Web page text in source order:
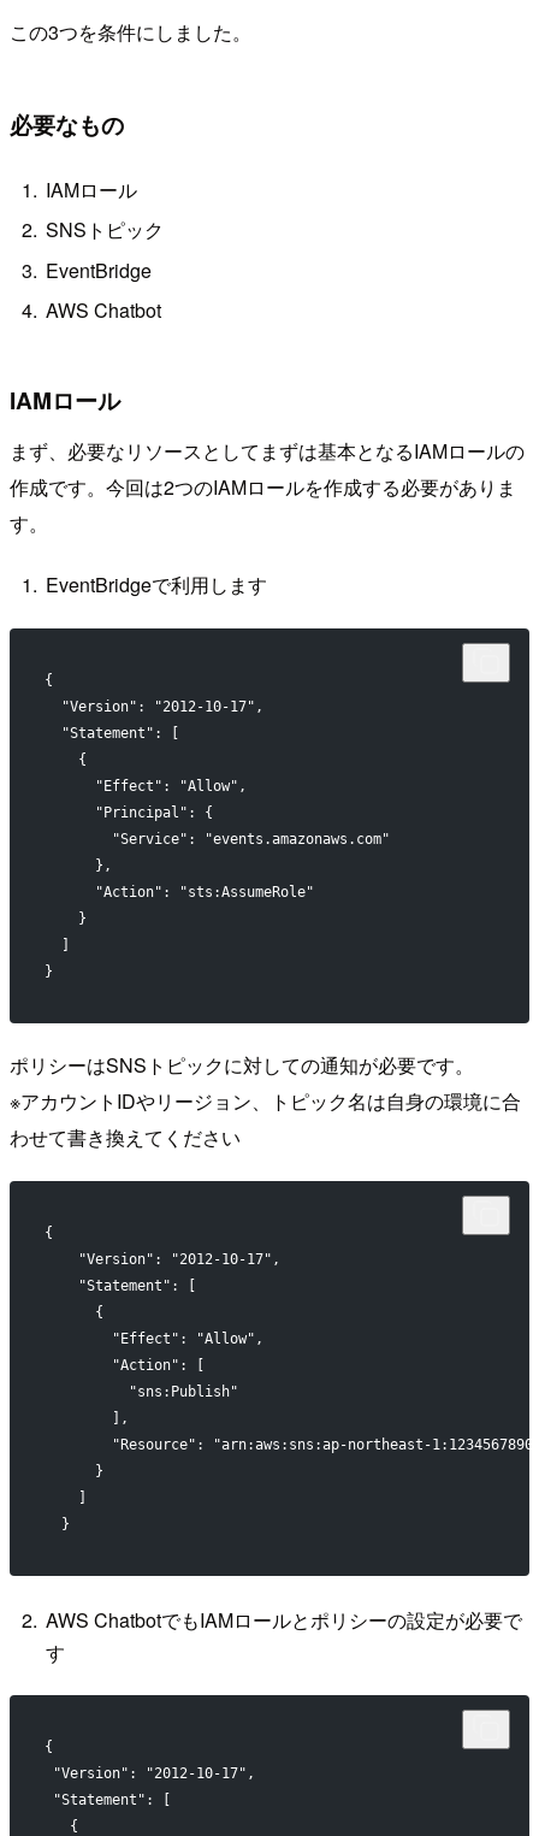
この3つを条件にしました。
必要なもの
IAMロール
SNSトピック
EventBridge
AWS Chatbot
IAMロール
まず、必要なリソースとしてまずは基本となるIAMロールの
作成です。今回は2つのIAMロールを作成する必要がありま
す。
EventBridgeで利用します
{
  "Version": "2012-10-17",
  "Statement": [
    {
      "Effect": "Allow",
      "Principal": {
        "Service": "events.amazonaws.com"
      },
      "Action": "sts:AssumeRole"
    }
  ]
}
ポリシーはSNSトピックに対しての通知が必要です。
※アカウントIDやリージョン、トピック名は自身の環境に合
わせて書き換えてください
{
    "Version": "2012-10-17",
    "Statement": [
      {
        "Effect": "Allow",
        "Action": [
          "sns:Publish"
        ],
"Resource": "arn:aws:sns:ap-northeast-
      }
  }
AWS ChatbotでもIAMロールとポリシーの設定が必要で
す
{
"Version": "2012-10-17",
"Statement": [
   {